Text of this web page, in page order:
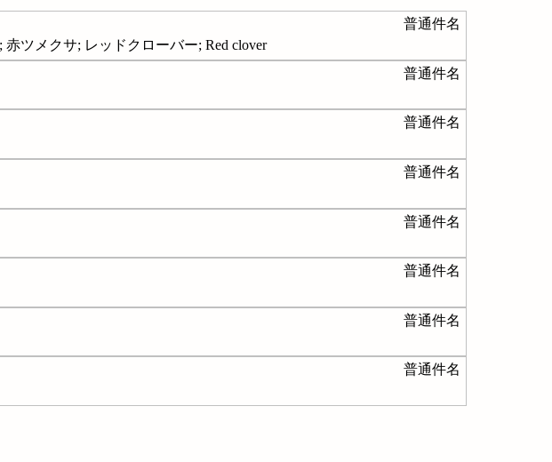
普通件名
ツメクサ; レッドクローバー; Red clover
普通件名
普通件名
普通件名
普通件名
普通件名
普通件名
普通件名